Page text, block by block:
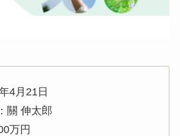
4月21日
關 伸太郎
万円